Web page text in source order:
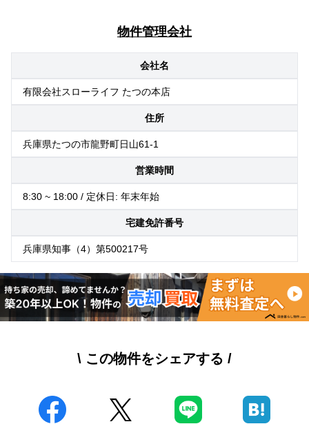
物件管理会社
会社名
有限会社スローライフ たつの本店
住所
兵庫県たつの市龍野町日山61-1
営業時間
8:30 ~ 18:00 / 定休日: 年末年始
宅建免許番号
兵庫県知事（4）第500217号
\ この物件をシェアする /